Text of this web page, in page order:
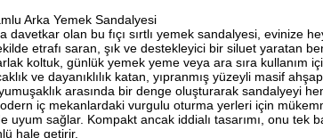
Arka Yemek Sandalyesi
davetkar olan bu fıçı sırtlı yemek sandalyesi, evinize
etrafı saran, şık ve destekleyici bir siluet yaratan
koltuk, günlük yemek yeme veya ara sıra kullanım
ve dayanıklılık katan, yıpranmış yüzeyli masif
arasında bir denge oluşturarak sandalyeyi
iç mekanlardaki vurgulu oturma yerleri için
uyum sağlar. Kompakt ancak iddialı tasarımı, onu tek
hale getirir.